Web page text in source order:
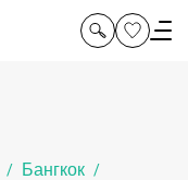
/ Бангкок /